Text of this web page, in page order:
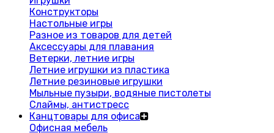
Конструкторы
Настольные игры
Разное из товаров для детей
Аксессуары для плавания
Ветерки, летние игры
Летние игрушки из пластика
Летние резиновые игрушки
Мыльные пузыри, водяные пистолеты
Слаймы, антистресс
Канцтовары для офиса
Офисная мебель